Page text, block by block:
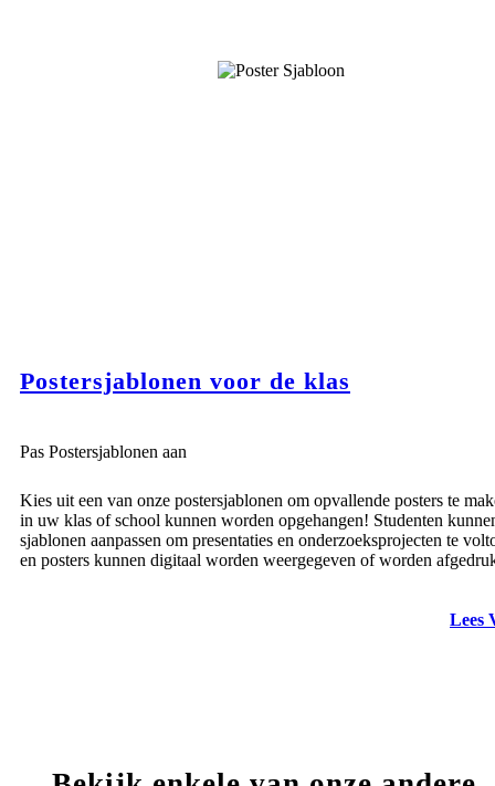
Postersjablonen voor de klas
Pas Postersjablonen aan
Kies uit een van onze postersjablonen om opvallende posters te
in uw klas of school kunnen worden opgehangen! Studenten
sjablonen aanpassen om presentaties en onderzoeksprojecten te
en posters kunnen digitaal worden weergegeven of worden
Lees